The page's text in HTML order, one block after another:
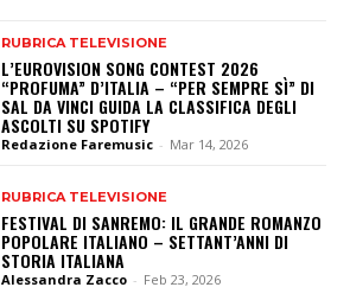
RUBRICA TELEVISIONE
L’EUROVISION SONG CONTEST 2026
“PROFUMA” D’ITALIA – “PER SEMPRE SÌ” DI
SAL DA VINCI GUIDA LA CLASSIFICA DEGLI
ASCOLTI SU SPOTIFY
Redazione Faremusic - Mar 14, 2026
RUBRICA TELEVISIONE
FESTIVAL DI SANREMO: IL GRANDE ROMANZO
POPOLARE ITALIANO – SETTANT’ANNI DI
STORIA ITALIANA
Alessandra Zacco - Feb 23, 2026